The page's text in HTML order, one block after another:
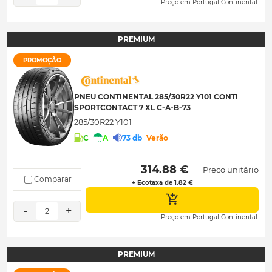
Preço em Portugal Continental.
PREMIUM
PROMOÇÃO
PNEU CONTINENTAL 285/30R22 Y101 CONTI
SPORTCONTACT 7 XL C-A-B-73
285/30R22 Y101
C A 73 db Verão
Comparar
- 2 +
314.88 €
+ Ecotaxa de 1.82 €
Preço unitário
Preço em Portugal Continental.
PREMIUM